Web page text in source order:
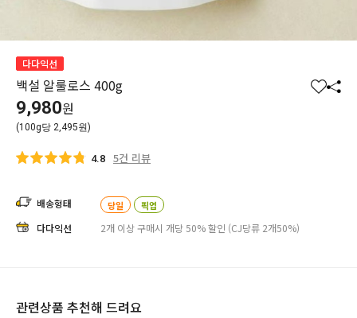
다다익선
백설 알룰로스 400g
찜 공
9,980원
(100g당 2,495원)
4.8 5건 리뷰
배송형태 당일 픽업
다다익선 2개 이상 구매시 개당 50% 할인 (CJ당류 2개50%)
관련상품 추천해 드려요